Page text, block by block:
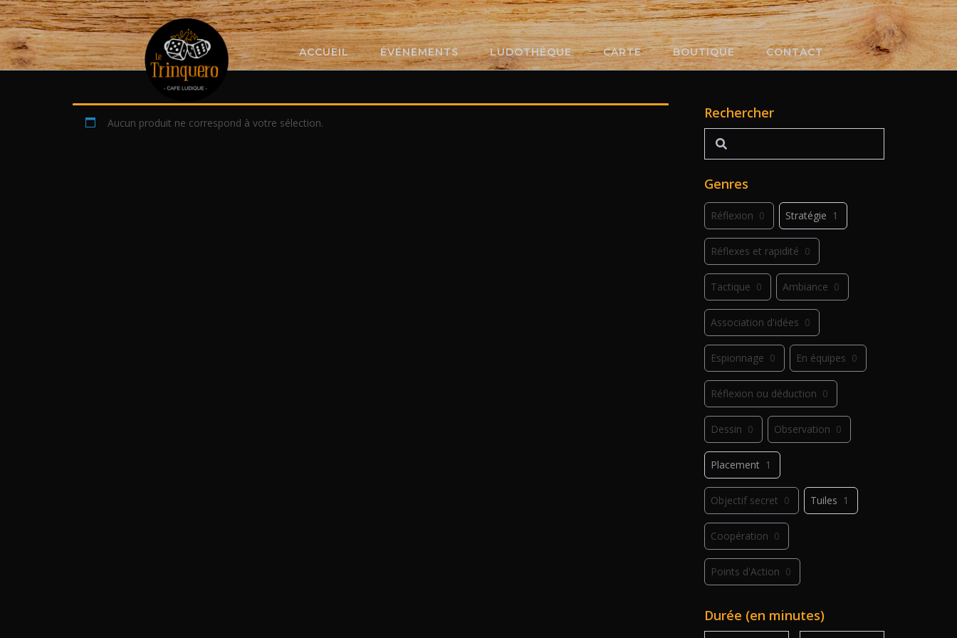
Skip
to
content
ACCUEIL ÉVÉNEMENTS LUDOTHÈQUE CARTE BOUTIQUE CONTACT
Aucun produit ne correspond à votre sélection.
Rechercher
Rechercher
Genres
Réflexion 0 Stratégie 1
Réflexes et rapidité 0
Tactique 0 Ambiance 0
Association d'idées 0
Espionnage 0 En équipes 0
Réflexion ou déduction 0
Dessin 0 Observation 0
Placement 1
Objectif secret 0 Tuiles 1
Coopération 0
Points d'Action 0
Déplacement 0
Durée (en minutes)